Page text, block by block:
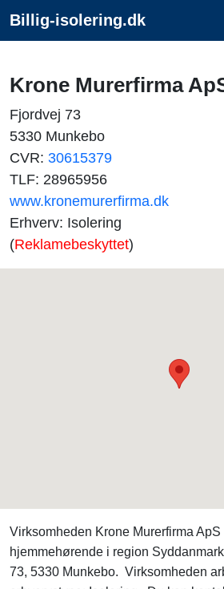
Billig-isolering.dk
Krone Murerfirma
Fjordvej 73
5330 Munkebo
CVR: 30615379
TLF: 28965956
www.kronemurerfirma.dk
Erhverv: Isolering
(Reklamebeskyttet)
Virksomheden Krone Murerfirma
hjemmehørende i region
73, 5330 Munkebo. Virksomheden